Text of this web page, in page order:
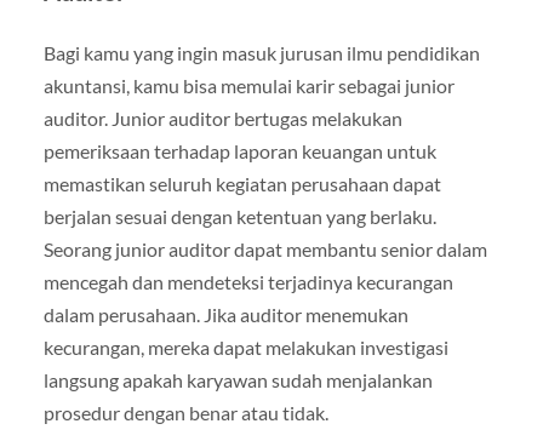
Bagi kamu yang ingin masuk jurusan ilmu pendidikan
akuntansi, kamu bisa memulai karir sebagai junior
auditor. Junior auditor bertugas melakukan
pemeriksaan terhadap laporan keuangan untuk
memastikan seluruh kegiatan perusahaan dapat
berjalan sesuai dengan ketentuan yang berlaku.
Seorang junior auditor dapat membantu senior dalam
mencegah dan mendeteksi terjadinya kecurangan
dalam perusahaan. Jika auditor menemukan
kecurangan, mereka dapat melakukan investigasi
langsung apakah karyawan sudah menjalankan
prosedur dengan benar atau tidak.